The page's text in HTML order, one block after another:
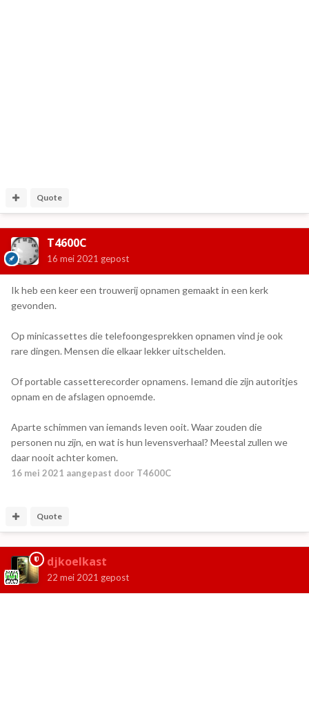
Quote
T4600C
16 mei 2021 gepost
Ik heb een keer een trouwerij opnamen gemaakt in een kerk
gevonden.
Op minicassettes die telefoongesprekken opnamen vind je ook
rare dingen. Mensen die elkaar lekker uitschelden.
Of portable cassetterecorder opnamens. Iemand die zijn autoritjes
opnam en de afslagen opnoemde.
Aparte schimmen van iemands leven ooit. Waar zouden die
personen nu zijn, en wat is hun levensverhaal? Meestal zullen we
daar nooit achter komen.
16 mei 2021 aangepast door T4600C
Quote
djkoelkast
22 mei 2021 gepost